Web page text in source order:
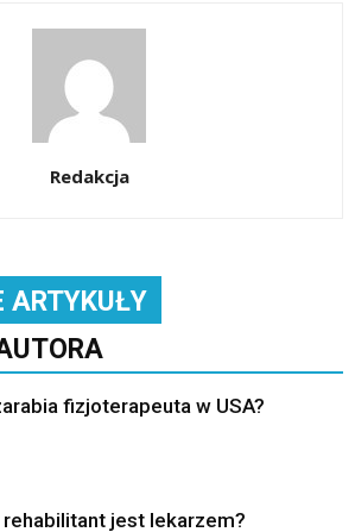
Redakcja
ARTYKUŁY
fizjoterapeuta w USA?
rehabilitant jest lekarzem?